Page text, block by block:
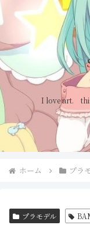
I love art.
ホーム プラ
プラモデル